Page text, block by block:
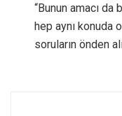
“Bunun amacı
hep aynı konuda
soruların önden